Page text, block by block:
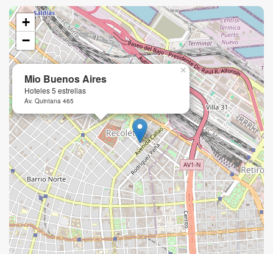
Mio Buenos Aires
Hoteles 5 estrellas
Av. Quintana 465
×
+
−